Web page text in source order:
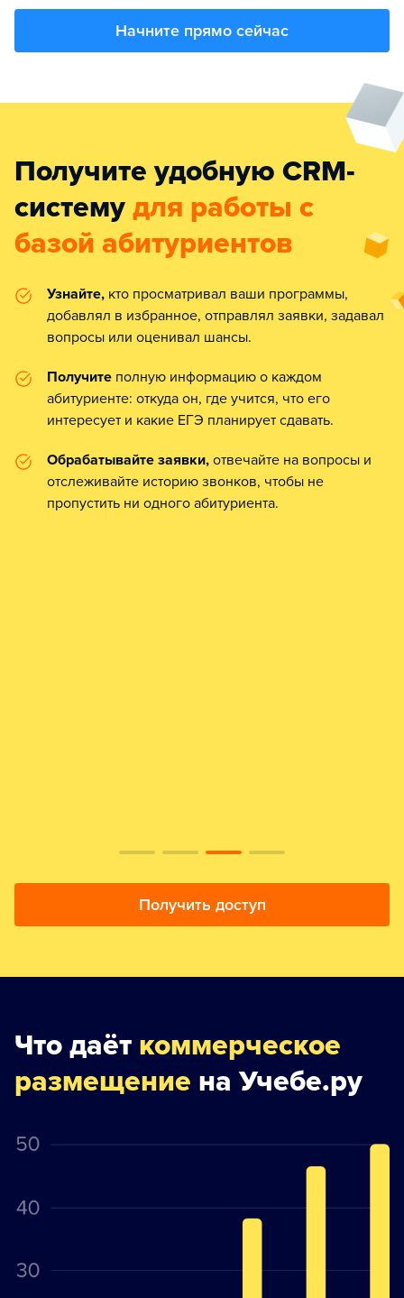
Начните прямо сейчас
Получите удобную CRM-
систему для работы с
базой абитуриентов
Узнайте, кто просматривал ваши программы,
добавлял в избранное, отправлял заявки, задавал
вопросы или оценивал шансы.
Получите полную информацию о каждом
абитуриенте: откуда он, где учится, что его
интересует и какие ЕГЭ планирует сдавать.
Обрабатывайте заявки, отвечайте на вопросы и
отслеживайте историю звонков, чтобы не
пропустить ни одного абитуриента.
Получить доступ
Что даёт коммерческое
размещение на Учебе.ру